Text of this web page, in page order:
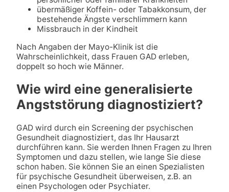
übermäßiger Koffein- oder Tabakkonsum, der
bestehende Ängste verschlimmern kann
Missbrauch in der Kindheit
Nach Angaben der Mayo-Klinik ist die
Wahrscheinlichkeit, dass Frauen GAD erleben,
doppelt so hoch wie Männer.
Wie wird eine generalisierte
Angststörung diagnostiziert?
GAD wird durch ein Screening der psychischen
Gesundheit diagnostiziert, das Ihr Hausarzt
durchführen kann. Sie werden Ihnen Fragen zu Ihren
Symptomen und dazu stellen, wie lange Sie diese
schon haben. Sie können Sie an einen Spezialisten
für psychische Gesundheit überweisen, z.B. an
einen Psychologen oder Psychiater.